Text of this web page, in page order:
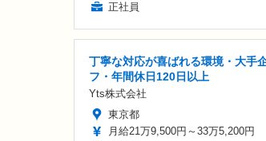
正社員
丁寧な対応が喜ばれる環境・大手
フ・年間休日120日以上
Yts株式会社
東京都
月給21万9,500円～33万5,200円